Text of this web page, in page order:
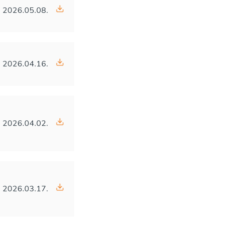
2026.05.08.
2026.04.16.
2026.04.02.
2026.03.17.